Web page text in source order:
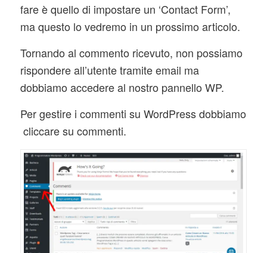
fare è quello di impostare un ‘Contact Form’,
ma questo lo vedremo in un prossimo articolo.
Tornando al commento ricevuto, non possiamo
rispondere all’utente tramite email ma
dobbiamo accedere al nostro pannello WP.
Per gestire i commenti su WordPress dobbiamo
cliccare su commenti.